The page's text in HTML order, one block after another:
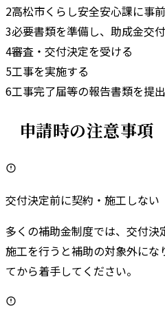
2高松市くらし安全安心課に事
3必要書類を準備し、助成金交
4審査・交付決定を受ける
5工事を実施する
6工事完了届等の報告書類を提
申請時の注意事項
交付決定前に契約・施工しない
多くの補助金制度では、交付決
施工を行うと補助の対象外にな
てから着手してください。